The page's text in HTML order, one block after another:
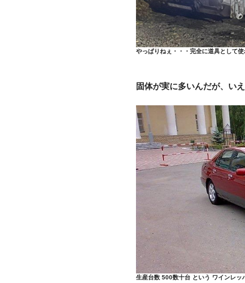
やっぱりねぇ・・・完全に道具として使
固体が実に多いんだが、い
生産台数 500数十台 という ワインレッ